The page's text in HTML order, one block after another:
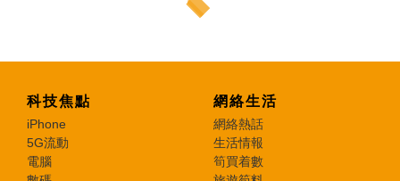
科技焦點
iPhone
5G流動
電腦
網絡生活
網絡熱話
生活情報
筍買着數